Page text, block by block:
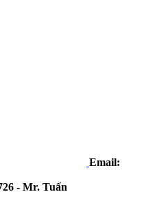
Email:
- Mr. Tuấn